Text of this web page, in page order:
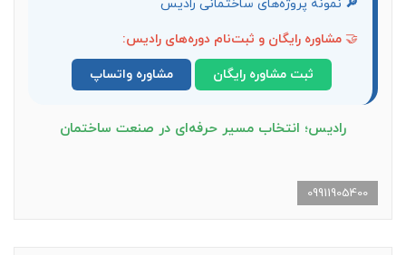
🔎 نمونه پروژه‌های ساختمانی رادیس
🤝 مشاوره رایگان و ثبت‌نام دوره‌های رادیس:
ثبت مشاوره رایگان مشاوره واتساپ
رادیس؛ انتخاب مسیر حرفه‌ای در صنعت ساختمان
09911905400